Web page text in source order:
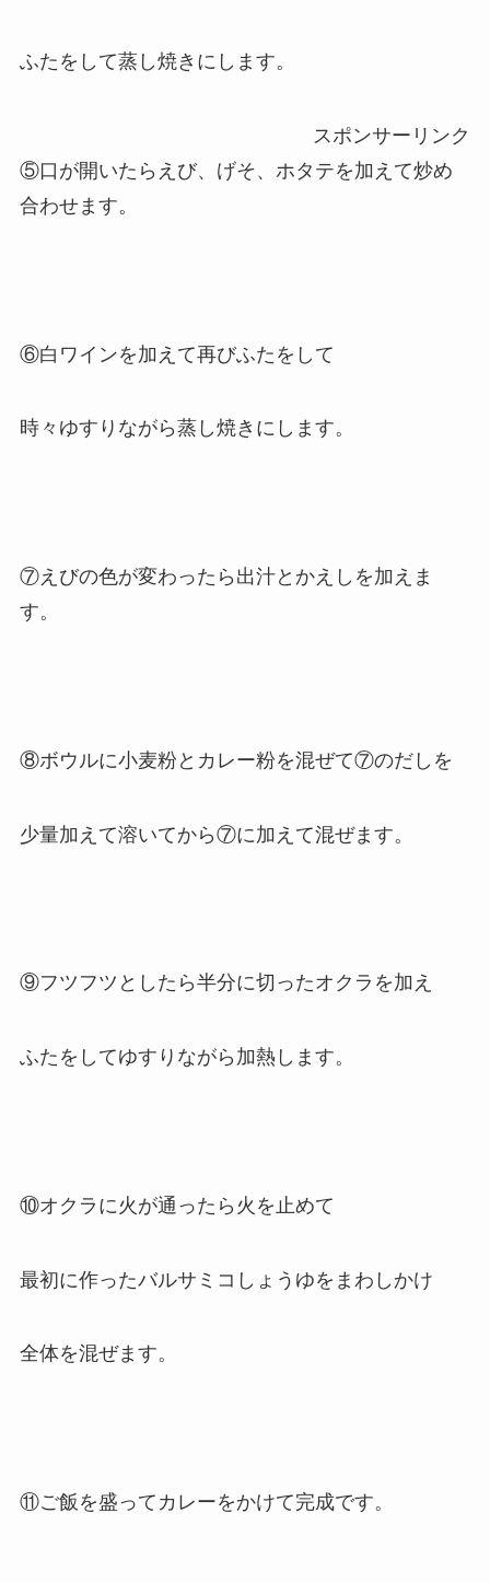
ふたをして蒸し焼きにします。
スポンサーリンク
⑤口が開いたらえび、げそ、ホタテを加えて炒め
合わせます。
⑥白ワインを加えて再びふたをして
時々ゆすりながら蒸し焼きにします。
⑦えびの色が変わったら出汁とかえしを加えま
す。
⑧ボウルに小麦粉とカレー粉を混ぜて⑦のだしを
少量加えて溶いてから⑦に加えて混ぜます。
⑨フツフツとしたら半分に切ったオクラを加え
ふたをしてゆすりながら加熱します。
⑩オクラに火が通ったら火を止めて
最初に作ったバルサミコしょうゆをまわしかけ
全体を混ぜます。
⑪ご飯を盛ってカレーをかけて完成です。